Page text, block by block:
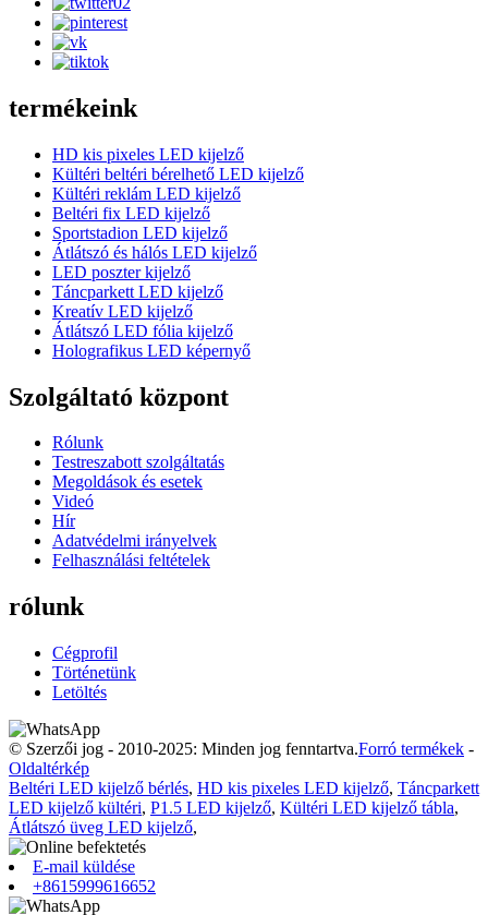
termékeink
HD kis pixeles LED kijelző
Kültéri beltéri bérelhető LED kijelző
Kültéri reklám LED kijelző
Beltéri fix LED kijelző
Sportstadion LED kijelző
Átlátszó és hálós LED kijelző
LED poszter kijelző
Táncparkett LED kijelző
Kreatív LED kijelző
Átlátszó LED fólia kijelző
Holografikus LED képernyő
Szolgáltató központ
Rólunk
Testreszabott szolgáltatás
Megoldások és esetek
Videó
Hír
Adatvédelmi irányelvek
Felhasználási feltételek
rólunk
Cégprofil
Történetünk
Letöltés
© Szerzői jog - 2010-2025: Minden jog fenntartva.Forró termékek -
Oldaltérkép
Beltéri LED kijelző bérlés, HD kis pixeles LED kijelző, Táncparkett
LED kijelző kültéri, P1.5 LED kijelző, Kültéri LED kijelző tábla,
Átlátszó üveg LED kijelző,
E-mail küldése
+8615999616652